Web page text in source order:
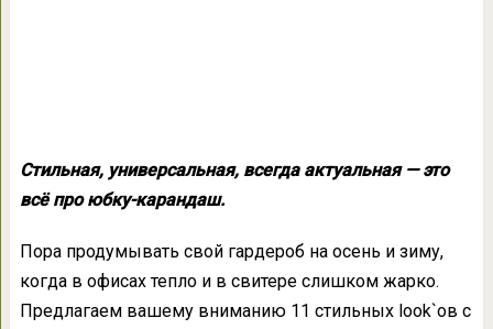
Стильная, универсальная, всегда актуальная — это
всё про юбку-карандаш.
Пора продумывать свой гардероб на осень и зиму,
когда в офисах тепло и в свитере слишком жарко.
Предлагаем вашему вниманию 11 стильных look`ов с